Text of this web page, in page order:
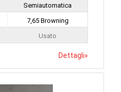
Semiautomatica
7,65 Browning
Usato
Dettagli»